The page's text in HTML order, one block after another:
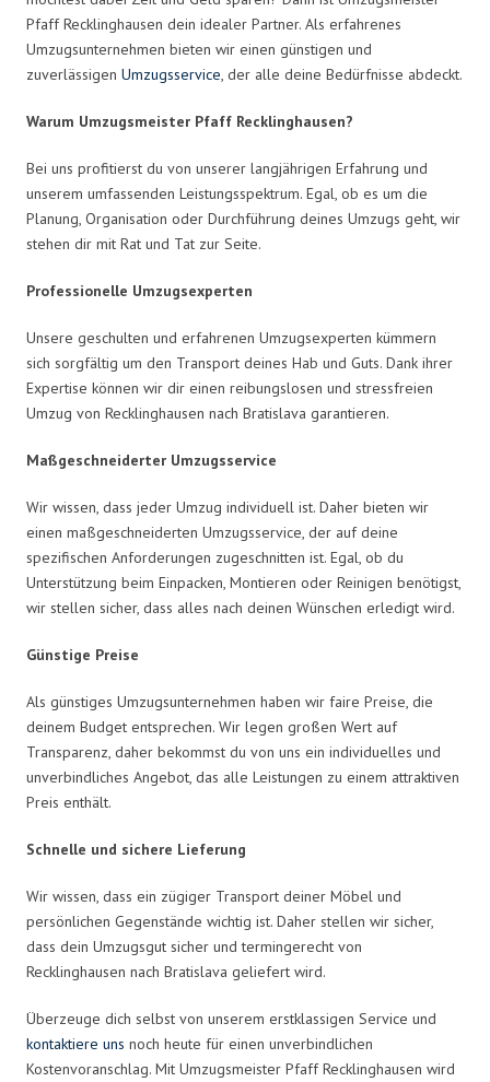
Pfaff Recklinghausen dein idealer Partner. Als erfahrenes
Umzugsunternehmen bieten wir einen günstigen und
zuverlässigen Umzugsservice, der alle deine Bedürfnisse abdeckt.
Warum Umzugsmeister Pfaff Recklinghausen?
Bei uns profitierst du von unserer langjährigen Erfahrung und
unserem umfassenden Leistungsspektrum. Egal, ob es um die
Planung, Organisation oder Durchführung deines Umzugs geht, wir
stehen dir mit Rat und Tat zur Seite.
Professionelle Umzugsexperten
Unsere geschulten und erfahrenen Umzugsexperten kümmern
sich sorgfältig um den Transport deines Hab und Guts. Dank ihrer
Expertise können wir dir einen reibungslosen und stressfreien
Umzug von Recklinghausen nach Bratislava garantieren.
Maßgeschneiderter Umzugsservice
Wir wissen, dass jeder Umzug individuell ist. Daher bieten wir
einen maßgeschneiderten Umzugsservice, der auf deine
spezifischen Anforderungen zugeschnitten ist. Egal, ob du
Unterstützung beim Einpacken, Montieren oder Reinigen benötigst,
wir stellen sicher, dass alles nach deinen Wünschen erledigt wird.
Günstige Preise
Als günstiges Umzugsunternehmen haben wir faire Preise, die
deinem Budget entsprechen. Wir legen großen Wert auf
Transparenz, daher bekommst du von uns ein individuelles und
unverbindliches Angebot, das alle Leistungen zu einem attraktiven
Preis enthält.
Schnelle und sichere Lieferung
Wir wissen, dass ein zügiger Transport deiner Möbel und
persönlichen Gegenstände wichtig ist. Daher stellen wir sicher,
dass dein Umzugsgut sicher und termingerecht von
Recklinghausen nach Bratislava geliefert wird.
Überzeuge dich selbst von unserem erstklassigen Service und
kontaktiere uns noch heute für einen unverbindlichen
Kostenvoranschlag. Mit Umzugsmeister Pfaff Recklinghausen wird